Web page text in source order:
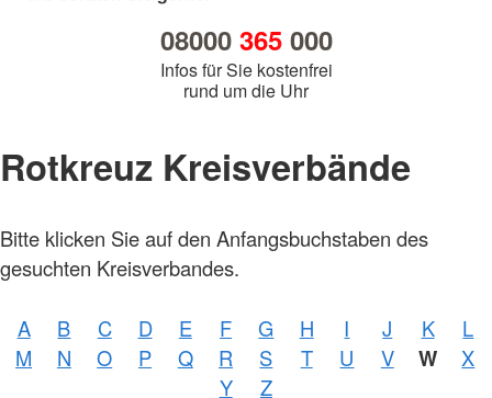
08000 365000
Infos für Sie kostenfrei
rund um die Uhr
Rotkreuz Kreisverbände
Bitte klicken Sie auf den Anfangsbuchstaben des
gesuchten Kreisverbandes.
A B C D E F G H I J K
L
M
N O P Q R S T U V W
X
Y
Z
Foto:
Zelck /